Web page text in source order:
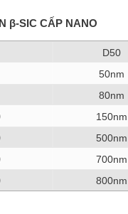
β-SIC CẤP NANO
D50
50nm
80nm
150nm
500nm
700nm
800nm